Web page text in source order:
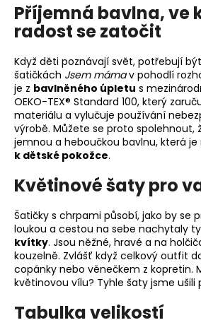
Příjemná bavlna, ve
radost se zatočit
Když děti poznávají svět, potřebují
šatičkách Jsem mámav pohodlí
je z bavlněného úpletu s
OEKO-TEX® Standard 100, který
materiálu a vylučuje používání
výrobě. Můžete se proto spolehnout,
jemnou a heboučkou bavlnu, která
k dětské pokožce.
Květinové šaty pro
Šatičky s chrpami působí, jako by se
loukou a cestou na sebe nachytaly ty
kvítky. Jsou něžné, hravé a na
kouzelně. Zvlášť když celkový outfit
copánky nebo věnečkem z kopretin.
květinovou vílu? Tyhle šaty jsme ušili
Tabulka velikostí